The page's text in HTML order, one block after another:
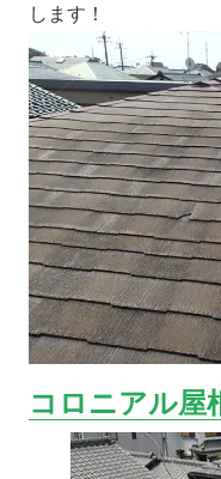
します！
コロニアル屋